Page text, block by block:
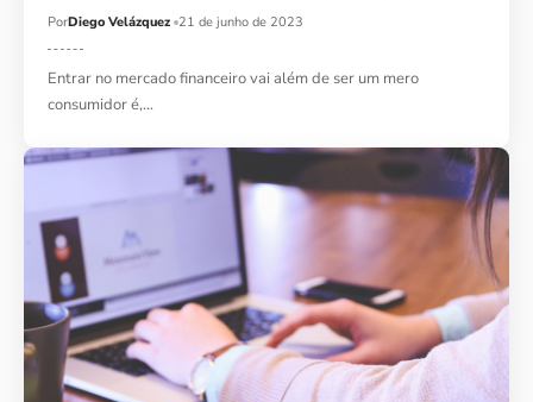
PorDiego Velázquez 21 de junho de 2023
Entrar no mercado financeiro vai além de ser um mero
consumidor é,…